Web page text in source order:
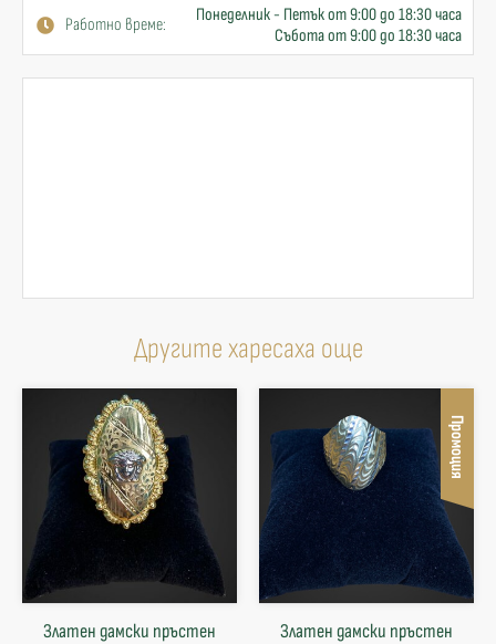
Работно време:
Понеделник - Петък от 9:00 до 18:30 часа
Събота от 9:00 до 18:30 часа
Другите харесаха още
Златен дамски пръстен
Промоция
Златен дамски пръстен